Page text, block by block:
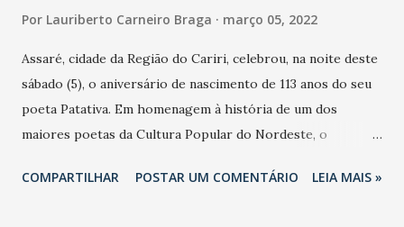
Por Lauriberto Carneiro Braga março 05, 2022
Assaré, cidade da Região do Cariri, celebrou, na noite deste
sábado (5), o aniversário de nascimento de 113 anos do seu
poeta Patativa. Em homenagem à história de um dos
maiores poetas da Cultura Popular do Nordeste, o
das obras de pavimentação em vias urbanas e rurais do
COMPARTILHAR POSTAR UM COMENTÁRIO LEIA MAIS »